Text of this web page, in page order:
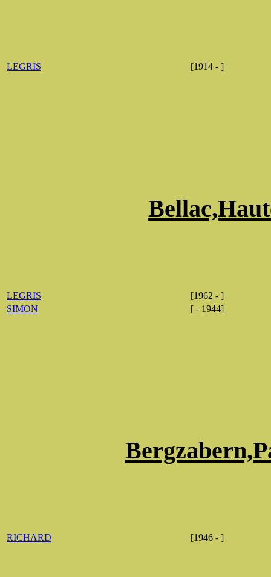
LEGRIS [1914 - ]
LEGRIS
[1962 - ]
SIMON
[ - 1944]
RICHARD [1946 - ]